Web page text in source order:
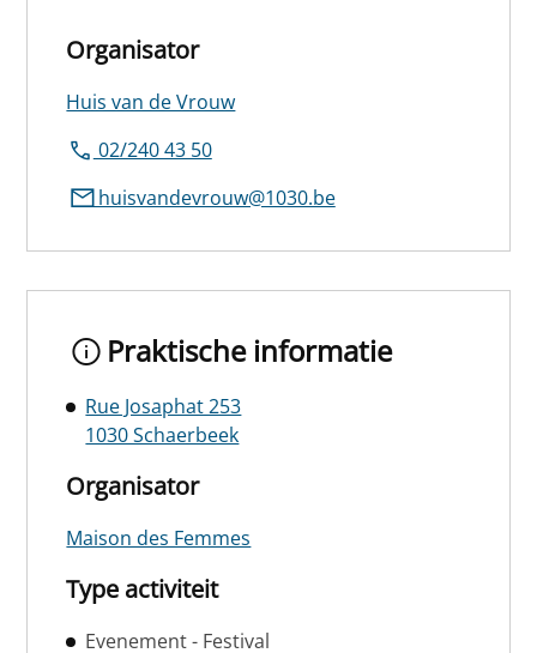
Organisator
Huis van de Vrouw
02/240 43 50
huisvandevrouw@1030.be
Praktische informatie
Rue Josaphat 253
1030 Schaerbeek
Organisator
Maison des Femmes
Type activiteit
Evenement - Festival